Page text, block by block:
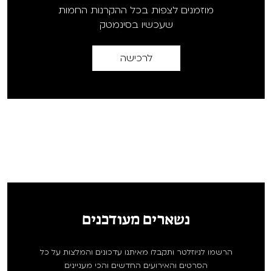
מוזמנים לצפות בכל ההקרנות החמות
שעכשיו בסינמטק
לרכישה
נשארים מעודכנים
הרשמו לניוזלטר ותקבלו מאיתנו עדכונים והמלצות על כל
הסרטים והאירועים החדשים והכי מעניינים